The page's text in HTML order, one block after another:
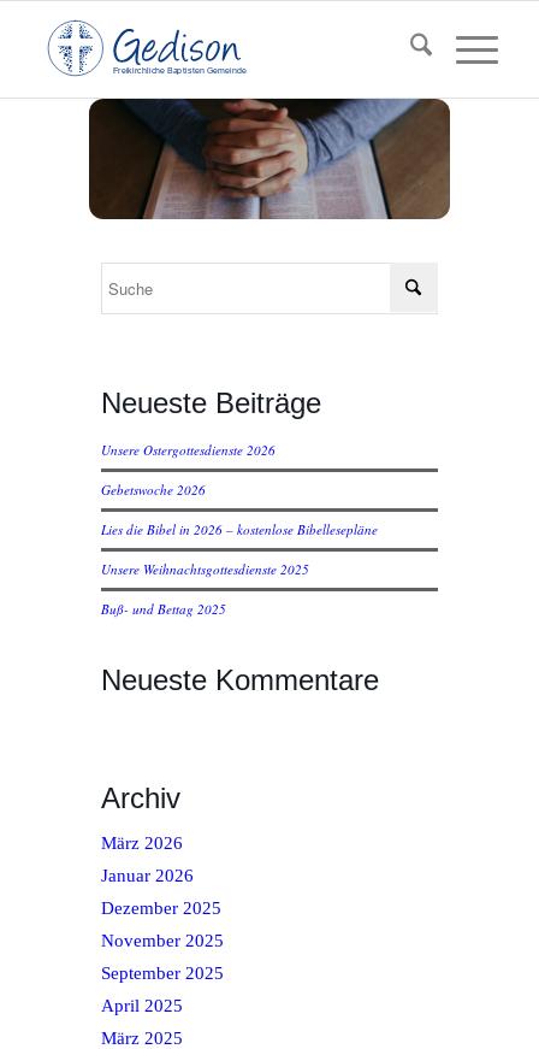
F reikirchlic heBa ptisten Gemeinde
Neueste Beiträge
Unsere Ostergottesdienste 2026
Gebetswoche 2026
Lies die Bibel in 2026 – kostenlose Bibellesepläne
Unsere Weihnachtsgottesdienste 2025
Buß- und Bettag 2025
Neueste Kommentare
Archiv
März 2026
Januar 2026
Dezember 2025
November 2025
September 2025
April 2025
März 2025